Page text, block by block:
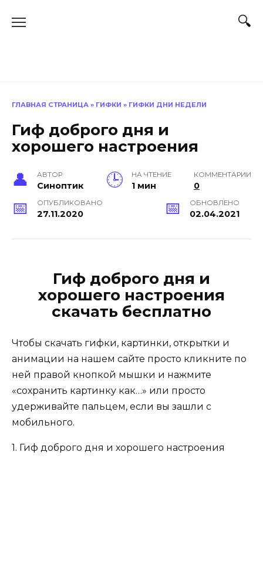
ГЛАВНАЯ СТРАНИЦА » ГИФКИ » ГИФКИ ДНИ НЕДЕЛИ
Гиф доброго дня и
хорошего настроения
АВТОР
Синоптик
НА ЧТЕНИЕ
1 мин
КОММЕНТАРИИ
0
ОПУБЛИКОВАНО
27.11.2020
ОБНОВЛЕНО
02.04.2021
Гиф доброго дня и
хорошего настроения
скачать бесплатно
Чтобы скачать гифки, картинки, открытки и
анимации на нашем сайте просто кликните по
ней правой кнопкой мышки и нажмите
«сохранить картинку как…» или просто
удерживайте пальцем, если вы зашли с
мобильного.
1. Гиф доброго дня и хорошего настроения